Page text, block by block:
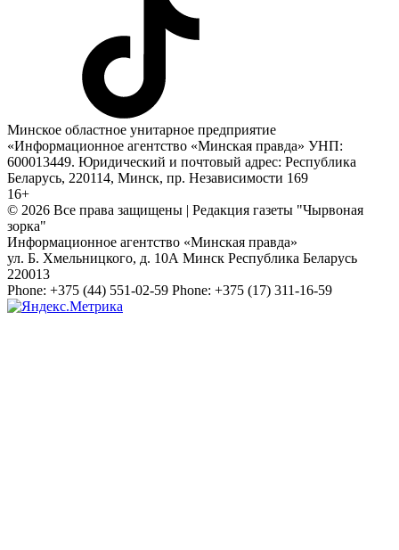
Минское областное унитарное предприятие
«Информационное агентство «Минская правда» УНП:
600013449. Юридический и почтовый адрес: Республика
Беларусь, 220114, Минск, пр. Независимости 169
16+
© 2026 Все права защищены | Редакция газеты "Чырвоная
зорка"
Информационное агентство «Минская правда»
ул. Б. Хмельницкого, д. 10А Минск Республика Беларусь
220013
Phone: +375 (44) 551-02-59 Phone: +375 (17) 311-16-59